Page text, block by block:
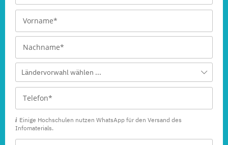
Ländervorwahl wählen ...
Einige Hochschulen nutzen WhatsApp für den Versand des
Infomaterials.